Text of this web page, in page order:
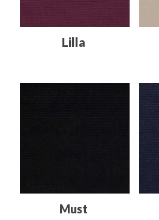
Lilla
Must